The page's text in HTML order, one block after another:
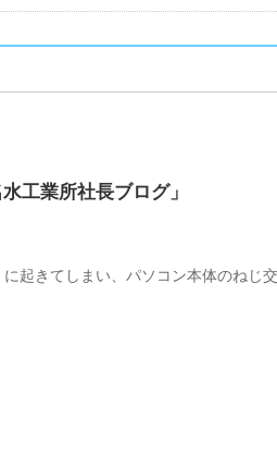
工業所社長ブログ」
起きてしまい、パソコン本体のねじ